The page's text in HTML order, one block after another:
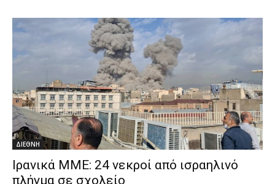
ΔΙΕΘΝΗ
Ιρανικά ΜΜΕ: 24 νεκροί από ισραηλινό
πλήγμα σε σχολείο